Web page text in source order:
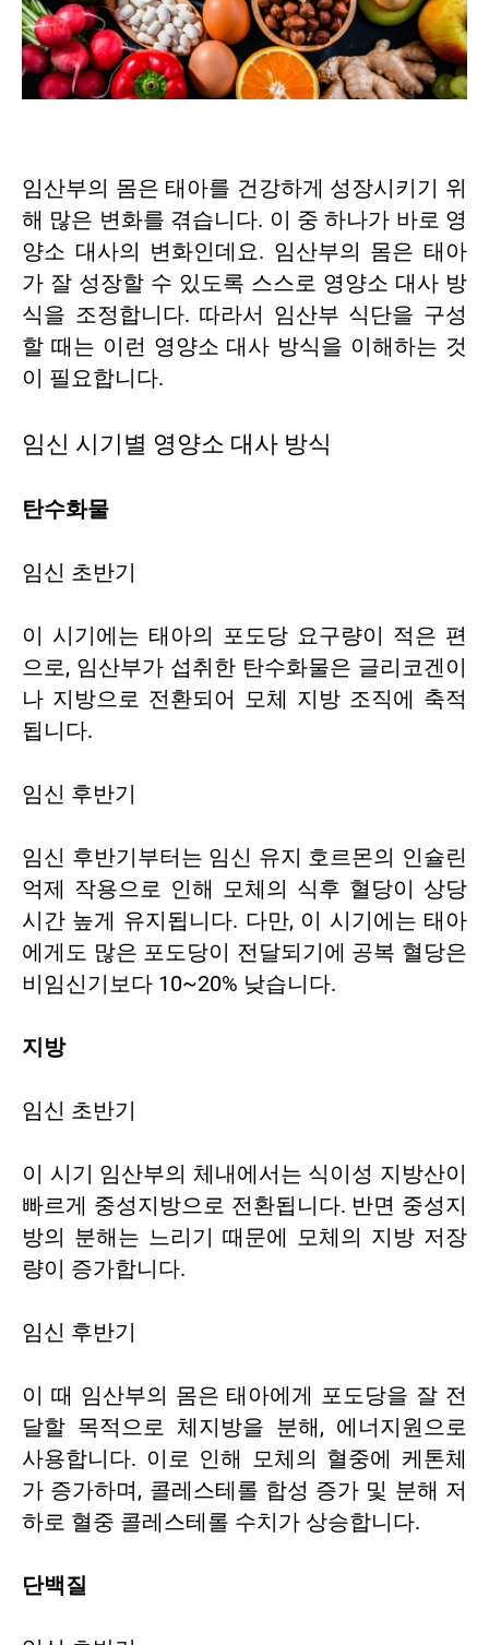
임산부의 몸은 태아를 건강하게 성장시키기 위
해 많은 변화를 겪습니다. 이 중 하나가 바로 영
양소 대사의 변화인데요. 임산부의 몸은 태아
가 잘 성장할 수 있도록 스스로 영양소 대사 방
식을 조정합니다. 따라서 임산부 식단을 구성
할 때는 이런 영양소 대사 방식을 이해하는 것
이 필요합니다.
임신 시기별 영양소 대사 방식
탄수화물
임신 초반기
이 시기에는 태아의 포도당 요구량이 적은 편
으로, 임산부가 섭취한 탄수화물은 글리코겐이
나 지방으로 전환되어 모체 지방 조직에 축적
됩니다.
임신 후반기
임신 후반기부터는 임신 유지 호르몬의 인슐린
억제 작용으로 인해 모체의 식후 혈당이 상당
시간 높게 유지됩니다. 다만, 이 시기에는 태아
에게도 많은 포도당이 전달되기에 공복 혈당은
비임신기보다 10~20% 낮습니다.
지방
임신 초반기
이 시기 임산부의 체내에서는 식이성 지방산이
빠르게 중성지방으로 전환됩니다. 반면 중성지
방의 분해는 느리기 때문에 모체의 지방 저장
량이 증가합니다.
임신 후반기
이 때 임산부의 몸은 태아에게 포도당을 잘 전
달할 목적으로 체지방을 분해, 에너지원으로
사용합니다. 이로 인해 모체의 혈중에 케톤체
가 증가하며, 콜레스테롤 합성 증가 및 분해 저
하로 혈중 콜레스테롤 수치가 상승합니다.
단백질